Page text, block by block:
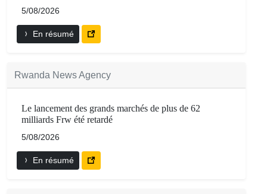
5/08/2026
En résumé
Rwanda News Agency
Le lancement des grands marchés de plus de 62
milliards Frw été retardé
5/08/2026
En résumé